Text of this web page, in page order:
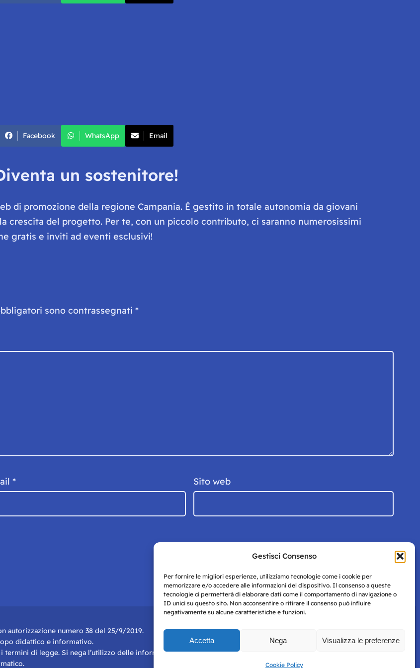
Gestisci Consenso
Per fornire le migliori esperienze, utilizziamo tecnologie come i cookie per
memorizzare e/o accedere alle informazioni del dispositivo. Il consenso a queste
tecnologie ci permetterà di elaborare dati come il comportamento di navigazione o
ID unici su questo sito. Non acconsentire o ritirare il consenso può influire
negativamente su alcune caratteristiche e funzioni.
Accetta Nega Visualizza le preferenze
Cookie Policy
Facebook WhatsApp Email
un sostenitore!
di promozione della regione Campania. È gestito in totale autonomia da giovani
crescita del progetto. Per te, con un piccolo contributo, ci saranno numerosissimi
gratis e inviti ad eventi esclusivi!
sono contrassegnati *
* Sito web
autorizzazione numero 38 del 25/9/2019.
didattico e informativo.
di legge. Si nega l’utilizzo delle informazioni in questo Policy